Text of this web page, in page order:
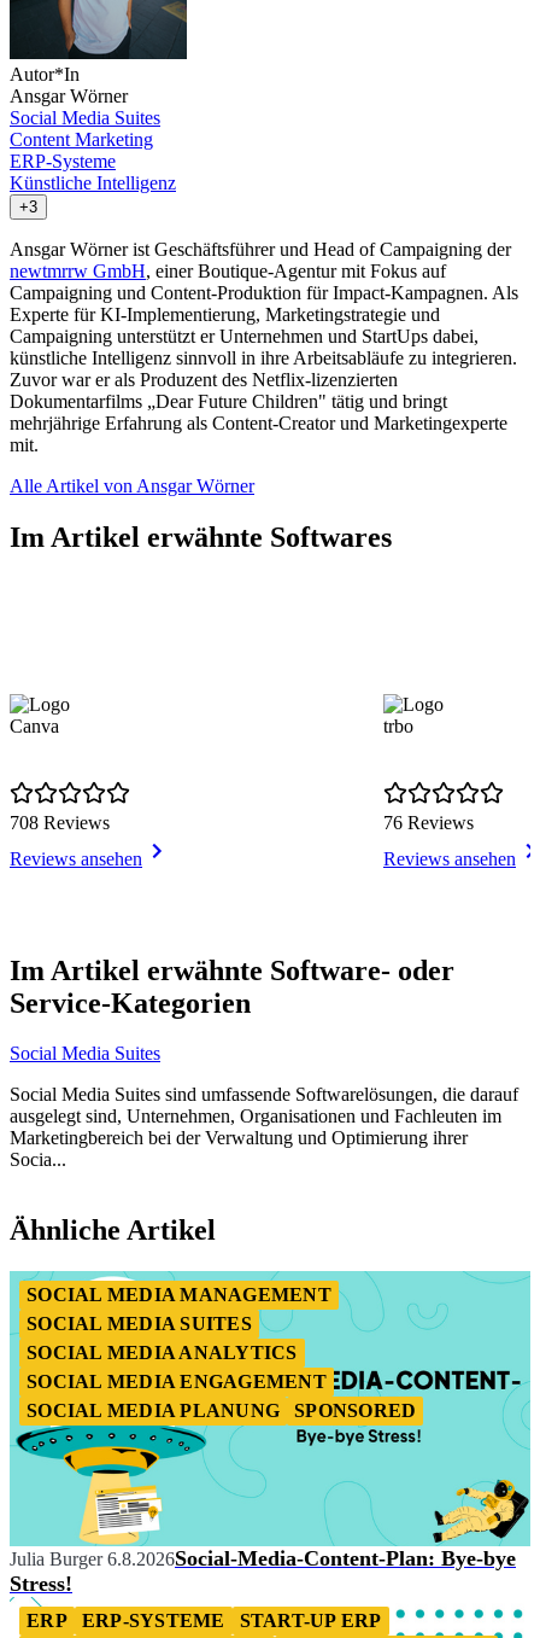
Autor*In
Ansgar Wörner
Social Media Suites
Content Marketing
ERP-Systeme
Künstliche Intelligenz
+3
Ansgar Wörner ist Geschäftsführer und Head of Campaigning der
newtmrrw GmbH, einer Boutique-Agentur mit Fokus auf
Campaigning und Content-Produktion für Impact-Kampagnen. Als
Experte für KI-Implementierung, Marketingstrategie und
Campaigning unterstützt er Unternehmen und StartUps dabei,
künstliche Intelligenz sinnvoll in ihre Arbeitsabläufe zu integrieren.
Zuvor war er als Produzent des Netflix-lizenzierten
Dokumentarfilms „Dear Future Children" tätig und bringt
mehrjährige Erfahrung als Content-Creator und Marketingexperte
mit.
Alle Artikel von Ansgar Wörner
Im Artikel erwähnte Softwares
Canva
708 Reviews
Reviews ansehen
trbo
76 Reviews
Reviews ansehen
1
of
11
Im Artikel erwähnte Software- oder
Service-Kategorien
Social Media Suites
Social Media Suites sind umfassende Softwarelösungen, die darauf
ausgelegt sind, Unternehmen, Organisationen und Fachleuten im
Marketingbereich bei der Verwaltung und Optimierung ihrer
Socia...
1
of
Ähnliche Artikel
SOCIAL MEDIA MANAGEMENT
SOCIAL MEDIA SUITES
SOCIAL MEDIA ANALYTICS
SOCIAL MEDIA ENGAGEMENT
SOCIAL MEDIA PLANUNG
SPONSORED
Julia Burger 6.8.2026Social-Media-Content-Plan: Bye-bye
Stress!
ERP ERP-SYSTEME
START-UP ERP